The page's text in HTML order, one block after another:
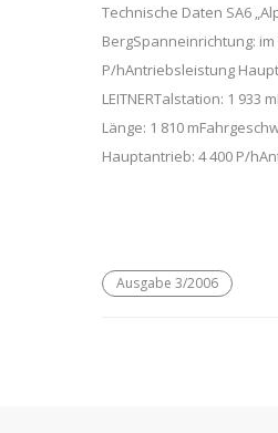
Technische Daten SA6
BergSpanneinrichtung:
P/hAntriebsleistung
LEITNERTalstation: 1
Länge: 1 810
Hauptantrieb: 4 400 P/
Ausgabe 3/2006